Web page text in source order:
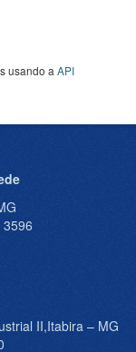
usando a API
II,Itabira – MG